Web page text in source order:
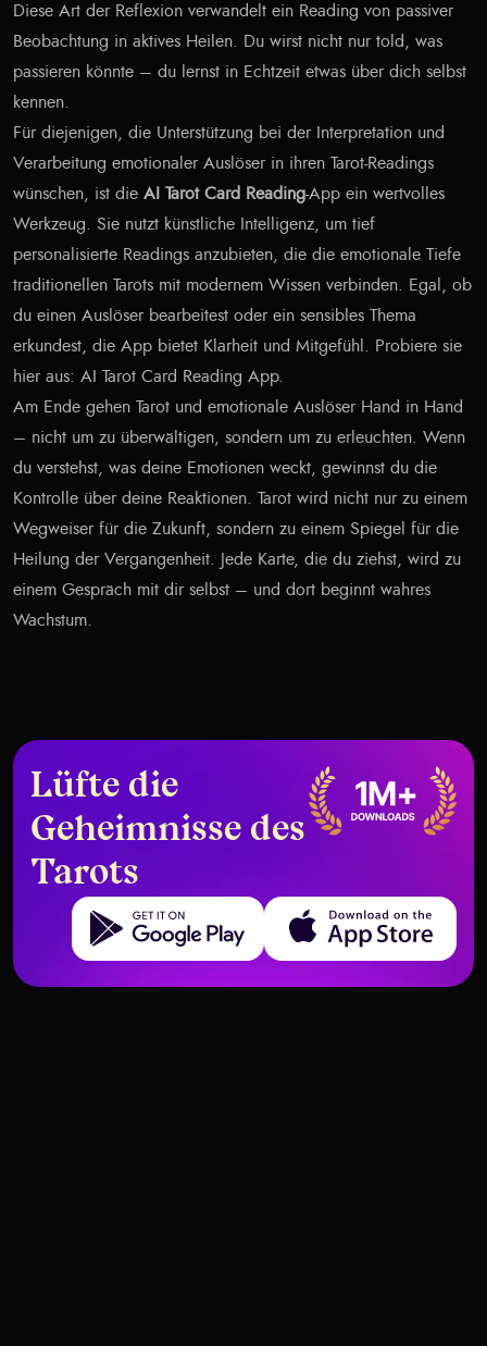
Diese Art der Reflexion verwandelt ein Reading von passiver
Beobachtung in aktives Heilen. Du wirst nicht nur told, was
passieren könnte – du lernst in Echtzeit etwas über dich selbst
kennen.
Für diejenigen, die Unterstützung bei der Interpretation und
Verarbeitung emotionaler Auslöser in ihren Tarot-Readings
wünschen, ist die AI Tarot Card Reading-App ein wertvolles
Werkzeug. Sie nutzt künstliche Intelligenz, um tief
personalisierte Readings anzubieten, die die emotionale Tiefe
traditionellen Tarots mit modernem Wissen verbinden. Egal, ob
du einen Auslöser bearbeitest oder ein sensibles Thema
erkundest, die App bietet Klarheit und Mitgefühl. Probiere sie
hier aus: AI Tarot Card Reading App.
Am Ende gehen Tarot und emotionale Auslöser Hand in Hand
– nicht um zu überwältigen, sondern um zu erleuchten. Wenn
du verstehst, was deine Emotionen weckt, gewinnst du die
Kontrolle über deine Reaktionen. Tarot wird nicht nur zu einem
Wegweiser für die Zukunft, sondern zu einem Spiegel für die
Heilung der Vergangenheit. Jede Karte, die du ziehst, wird zu
einem Gespräch mit dir selbst – und dort beginnt wahres
Wachstum.
Lüfte die
Geheimnisse des
Tarots
Get it on Google Play Download on the App Store